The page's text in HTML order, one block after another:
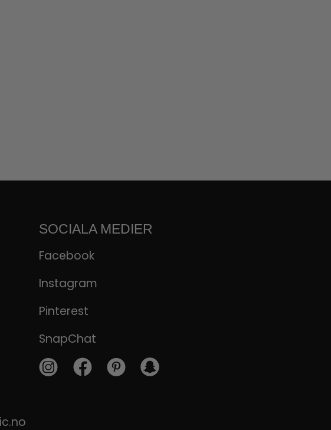
SOCIALA MEDIER
Facebook
Instagram
Pinterest
SnapChat